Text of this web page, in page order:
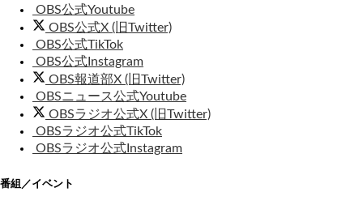
OBS公式Youtube
OBS公式X (旧Twitter)
OBS公式TikTok
OBS公式Instagram
OBS報道部X (旧Twitter)
OBSニュース公式Youtube
OBSラジオ公式X (旧Twitter)
OBSラジオ公式TikTok
OBSラジオ公式Instagram
番組／イベント